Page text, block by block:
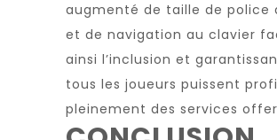
augmenté de taille de police
et de navigation au clavier
ainsi l’inclusion et
tous les joueurs puissent
pleinement des services